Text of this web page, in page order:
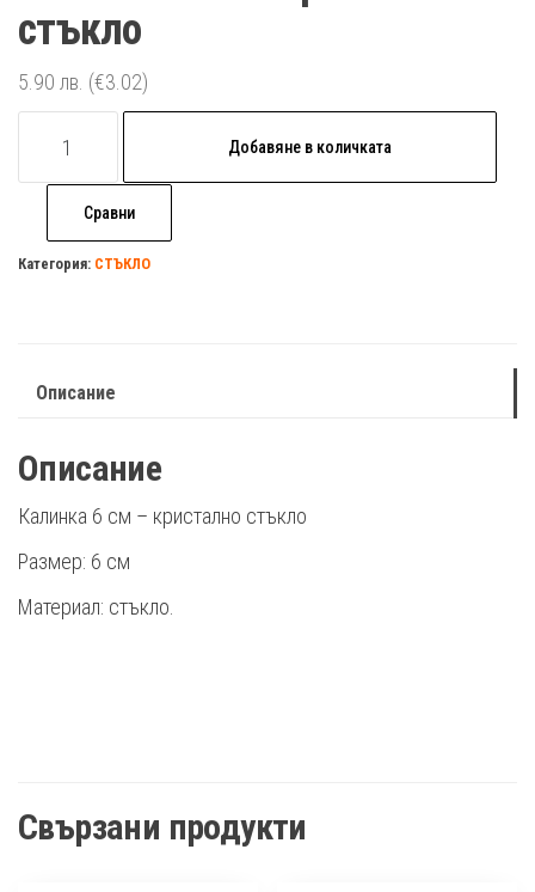
стъкло
5.90 лв. (€3.02)
Калинка
-
Добавяне в количката
Сравни
Категория: СТЪКЛО
Описание
Описание
Калинка 6 см – кристално стъкло
Размер: 6 см
Материал: стъкло.
Свързани продукти